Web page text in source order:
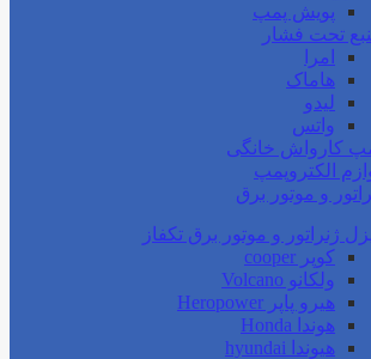
پویش پمپ
تحت فشار
امرا
هاماک
لیدو
واتس
کارواش خانگی
الکتروپمپ
و موتور برق
ژنراتور و موتور برق تکفاز
کوپر cooper
ولکانو Volcano
هیرو پاپر Heropower
هوندا Honda
هیوندا hyundai